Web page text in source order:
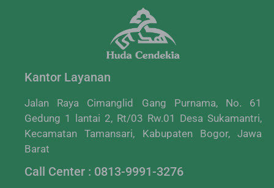
Kantor Layanan
Jalan Raya Cimanglid Gang Purnama, No. 61
Gedung 1 lantai 2, Rt/03 Rw.01 Desa Sukamantri,
Kecamatan Tamansari, Kabupaten Bogor, Jawa
Barat
Call Center : 0813-9991-3276